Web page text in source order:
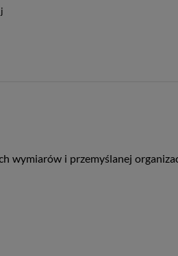
wymiarów i przemyślanej